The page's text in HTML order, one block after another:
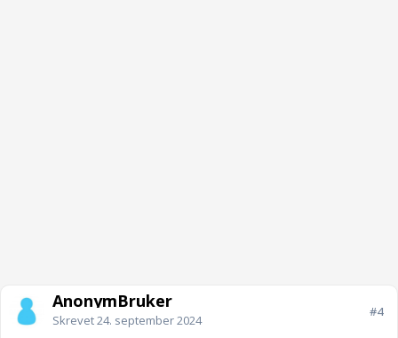
AnonymBruker
Skrevet24. september 2024
#4